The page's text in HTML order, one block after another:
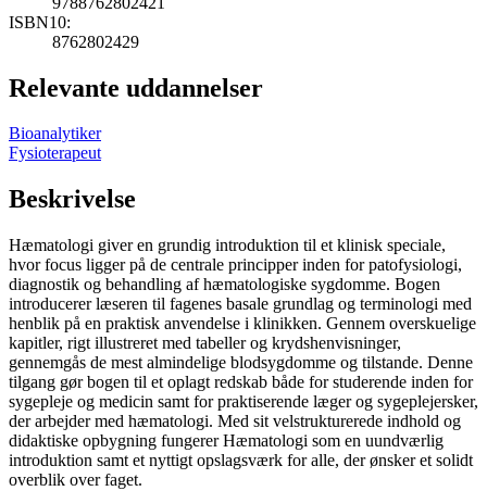
ISBN10:
8762802429
Relevante uddannelser
Bioanalytiker
Fysioterapeut
Beskrivelse
Hæmatologi giver en grundig introduktion til et klinisk speciale,
hvor focus ligger på de centrale principper inden for patofysiologi,
diagnostik og behandling af hæmatologiske sygdomme. Bogen
introducerer læseren til fagenes basale grundlag og terminologi med
henblik på en praktisk anvendelse i klinikken. Gennem overskuelige
kapitler, rigt illustreret med tabeller og krydshenvisninger,
gennemgås de mest almindelige blodsygdomme og tilstande. Denne
tilgang gør bogen til et oplagt redskab både for studerende inden for
sygepleje og medicin samt for praktiserende læger og sygeplejersker,
der arbejder med hæmatologi. Med sit velstrukturerede indhold og
didaktiske opbygning fungerer Hæmatologi som en uundværlig
introduktion samt et nyttigt opslagsværk for alle, der ønsker et solidt
overblik over faget.